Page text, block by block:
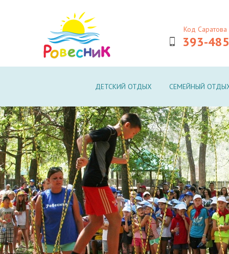
Код
393-485
ДЕТСКИЙ ОТДЫХ СЕМЕЙНЫЙ